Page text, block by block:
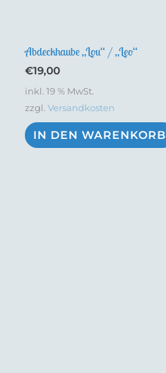
Abdeckhaube „Lou“ / „Leo“
€19,00
inkl. 19 % MwSt.
zzgl.Versandkosten
IN DEN WARENKORB